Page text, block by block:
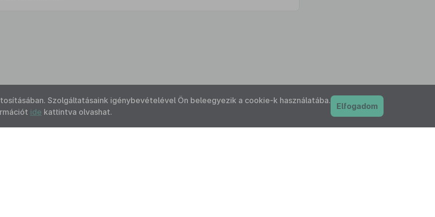
Szolgáltatásaink igénybevételével Ön beleegyezik a cookie-k használatába.
ide kattintva olvashat.
Elfogadom